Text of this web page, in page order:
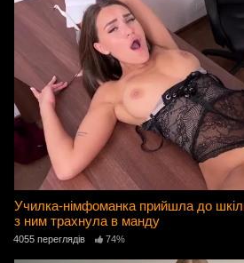
Училка-німфоманка прийшла до
з ним трахнула в манду
4055 переглядів 74%